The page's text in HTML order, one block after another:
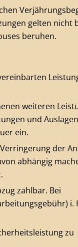
gelten nicht
beruhen.
weiteren
und
ein.
der
abhängig
zahlbar. Bei
i.
zu